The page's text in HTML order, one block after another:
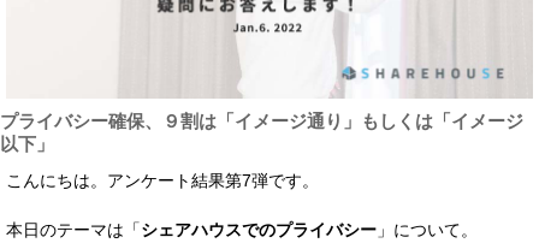
プライバシー確保、９割は「イメージ通り」もしくは「イメージ
以下」
こんにちは。アンケート結果第7弾です。
本日のテーマは「シェアハウスでのプライバシー 」について。